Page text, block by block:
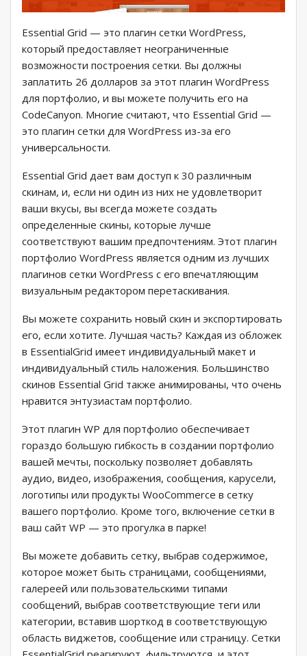
Essential Grid — это плагин сетки WordPress,
который предоставляет неограниченные
возможности построения сетки. Вы должны
заплатить 26 долларов за этот плагин WordPress
для портфолио, и вы можете получить его на
CodeCanyon. Многие считают, что Essential Grid —
это плагин сетки для WordPress из-за его
универсальности.
Essential Grid дает вам доступ к 30 различным
скинам, и, если ни один из них не удовлетворит
ваши вкусы, вы всегда можете создать
определенные скины, которые лучше
соответствуют вашим предпочтениям. Этот плагин
портфолио WordPress является одним из лучших
плагинов сетки WordPress с его впечатляющим
визуальным редактором перетаскивания.
Вы можете сохранить новый скин и экспортировать
его, если хотите. Лучшая часть? Каждая из обложек
в EssentialGrid имеет индивидуальный макет и
индивидуальный стиль наложения. Большинство
скинов Essential Grid также анимированы, что очень
нравится энтузиастам портфолио.
Этот плагин WP для портфолио обеспечивает
гораздо большую гибкость в создании портфолио
вашей мечты, поскольку позволяет добавлять
аудио, видео, изображения, сообщения, карусели,
логотипы или продукты WooCommerce в сетку
вашего портфолио. Кроме того, включение сетки в
ваш сайт WP — это прогулка в парке!
Вы можете добавить сетку, выбрав содержимое,
которое может быть страницами, сообщениями,
галереей или пользовательскими типами
сообщений, выбрав соответствующие теги или
категории, вставив шорткод в соответствующую
область виджетов, сообщение или страницу. Сетки